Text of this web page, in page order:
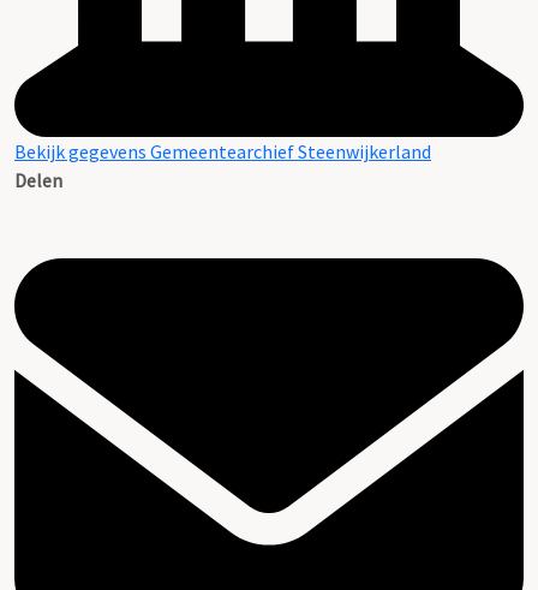
Bekijk gegevens Gemeentearchief Steenwijkerland
Delen